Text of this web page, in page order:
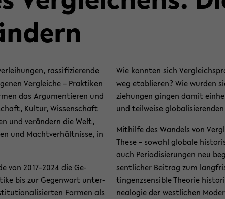
ras­si­fi­zie­ren­de
Ver­glei­che – Prak­ti­ken
das Ar­gu­men­tie­ren und
Kul­tur, Wis­sen­schaft
und ver­än­dern die Welt,
und Macht­ver­hält­nis­se, in
von 2017–2024 die Ge­
bis zur Ge­gen­wart un­ter­
For­men als
Wie konn­ten sich
weg eta­blie­ren? Wie wur­den
zie­hun­gen gin­gen damit
und teil­wei­se
Mit­hil­fe des Wan­dels von
These – so­wohl glo­ba­le
auch Pe­ri­odi­sie­run­gen neu
sent­li­cher Bei­trag zum
tin­genz­sen­si­ble Theo­rie
nea­lo­gie der west­li­chen